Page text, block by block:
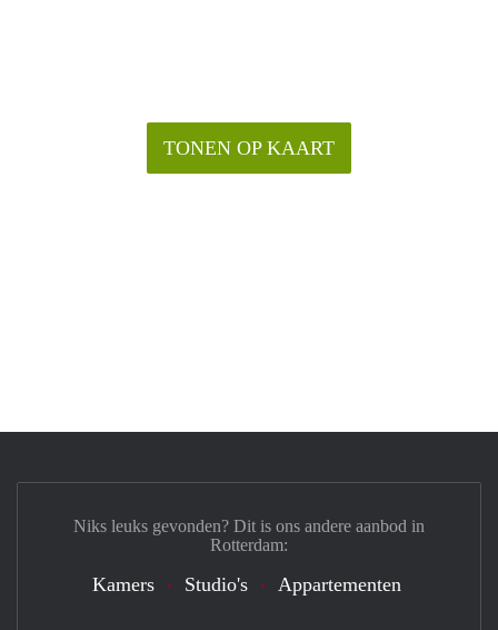
TONEN OP KAART
Niks leuks gevonden? Dit is ons andere aanbod in
Rotterdam:
Kamers Studio's Appartementen